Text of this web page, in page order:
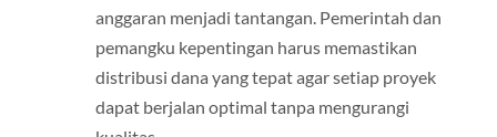
anggaran menjadi tantangan. Pemerintah dan
pemangku kepentingan harus memastikan
distribusi dana yang tepat agar setiap proyek
dapat berjalan optimal tanpa mengurangi